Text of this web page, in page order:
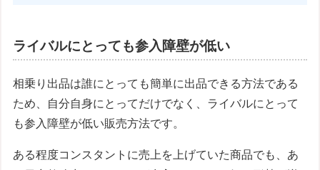
ライバルにとっても参入障壁が低い
相乗り出品は誰にとっても簡単に出品できる方法である
ため、自分自身にとってだけでなく、ライバルにとって
も参入障壁が低い販売方法です。
ある程度コンスタントに売上を上げていた商品でも、あ